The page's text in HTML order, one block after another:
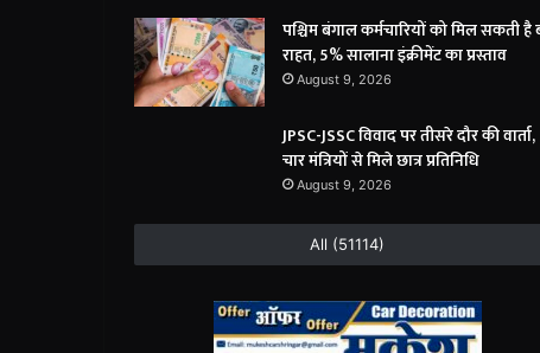
पश्चिम बंगाल कर्मचारियों को मिल सकती है
राहत, 5% सालाना इंक्रीमेंट का प्रस्ताव
August 9, 2026
JPSC-JSSC विवाद पर तीसरे दौर की वार्ता,
चार मंत्रियों से मिले छात्र प्रतिनिधि
August 9, 2026
All (51114)